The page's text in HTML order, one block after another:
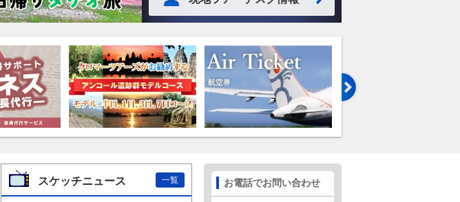
スケッチニュース 一覧 お電話でお問い合わせ